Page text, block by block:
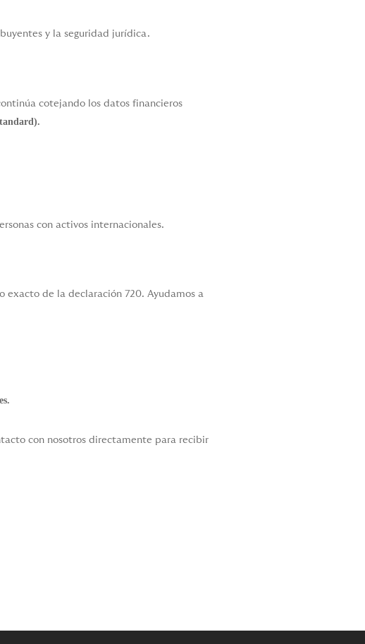
y la seguridad jurídica.
cotejando los datos financieros
con activos internacionales.
de la declaración 720. Ayudamos a
con nosotros directamente para recibir